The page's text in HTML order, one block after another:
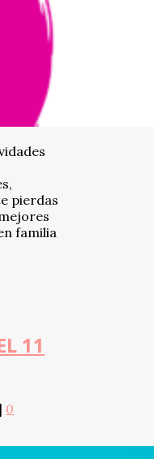
pierdas
familia
11
| 0